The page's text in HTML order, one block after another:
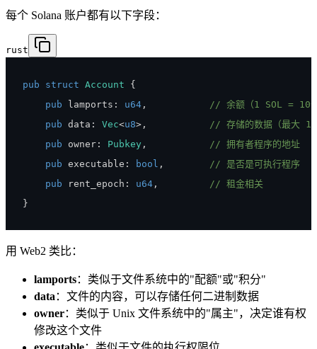
每个 Solana 账户都有以下字段：
rust
pub struct Account
{
pub lamports : u64 ,
// 余额（1 SOL =
pub data : Vec<u8> ,
// 存储的数据（最大
pub owner : Pubkey ,
// 拥有者程序的地址
pub executable : bool ,
// 是否是可执行程序
pub rent_epoch : u64 ,
// 租金相关
}
用 Web2 类比：
lamports：类似于文件系统中的"配额"或"积分"
data：文件的内容，可以存储任何二进制数据
owner：类似于 Unix 文件系统中的"属主"，决定谁有权
修改这个文件